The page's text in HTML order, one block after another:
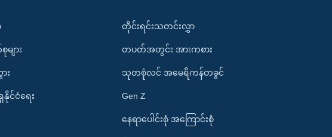
ျား
း
င်ငံရေး
တိုင်းရင်းသတင်းလွှာ
တပတ်အတွင်း အားကစား
သုတစုံလင် အမေရိကန်တခွင်
Gen Z
နေရာပေါင်းစုံ အကြောင်းစုံ